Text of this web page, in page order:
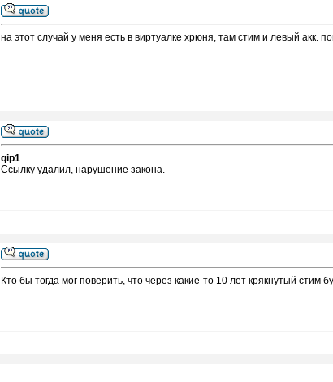
на этот случай у меня есть в виртуалке хрюня, там стим и левый акк.
qip1
Ссылку удалил, нарушение закона.
Кто бы тогда мог поверить, что через какие-то 10 лет крякнутый